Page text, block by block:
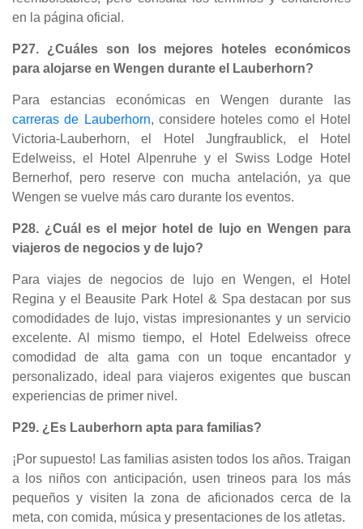
en la página oficial.
P27. ¿Cuáles son los mejores hoteles económicos
para alojarse en Wengen durante el Lauberhorn?
Para estancias económicas en Wengen durante las
carreras de Lauberhorn, considere hoteles como el Hotel
Victoria-Lauberhorn, el Hotel Jungfraublick, el Hotel
Edelweiss, el Hotel Alpenruhe y el Swiss Lodge Hotel
Bernerhof, pero reserve con mucha antelación, ya que
Wengen se vuelve más caro durante los eventos.
P28. ¿Cuál es el mejor hotel de lujo en Wengen para
viajeros de negocios y de lujo?
Para viajes de negocios de lujo en Wengen, el Hotel
Regina y el Beausite Park Hotel & Spa destacan por sus
comodidades de lujo, vistas impresionantes y un servicio
excelente. Al mismo tiempo, el Hotel Edelweiss ofrece
comodidad de alta gama con un toque encantador y
personalizado, ideal para viajeros exigentes que buscan
experiencias de primer nivel.
P29. ¿Es Lauberhorn apta para familias?
¡Por supuesto! Las familias asisten todos los años. Traigan
a los niños con anticipación, usen trineos para los más
pequeños y visiten la zona de aficionados cerca de la
meta, con comida, música y presentaciones de los atletas.